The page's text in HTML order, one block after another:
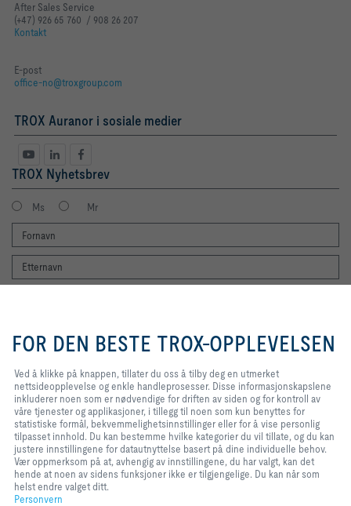
After Sales Service
(+47) 926 65 760 / 908 26 207
Kontakt
E-post
office-no@troxgroup.com
TROX Auranor i sosiale medier
TROX Nyhetsbrev
Ms Mr
informasjonen om personvern. Du kan selvfølgelig når som helst melde
deg av nyhetsbrevet. Du finner en lenke for avmelding på slutten av hvert
nyhetsbrev.
Registrer deg
Hjem Kontakt Imprint Levering- og betalingsbetingelser
Personvern
Disclaimer
Innkjøp 2026 © TROX Auranor AS
oss å tilby deg en utmerket
nettsideopplevelse og enkle
informasjonskapslene inkluderer
noen som er nødvendige for
driften av siden og for kontroll av
våre tjenester og applikasjoner, i
tillegg til noen som kun benyttes
for statistiske formål,
bekvemmelighetsinnstillinger eller
for å vise personlig tilpasset
innhold. Du kan bestemme hvilke
FOR DEN BESTE TROX-OPPLEVELSEN
Ved å klikke på knappen, tillater du oss å tilby deg en utmerket
nettsideopplevelse og enkle handleprosesser. Disse informasjonskapslene
inkluderer noen som er nødvendige for driften av siden og for kontroll av
våre tjenester og applikasjoner, i tillegg til noen som kun benyttes for
statistiske formål, bekvemmelighetsinnstillinger eller for å vise personlig
tilpasset innhold. Du kan bestemme hvilke kategorier du vil tillate, og du kan
justere innstillingene for datautnyttelse basert på dine individuelle behov.
Vær oppmerksom på at, avhengig av innstillingene, du har valgt, kan det
hende at noen av sidens funksjoner ikke er tilgjengelige. Du kan når som
helst endre valget ditt.
Personvern